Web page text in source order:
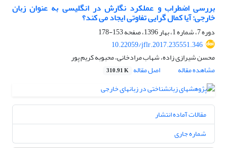
بررسی اضطراب و عملکرد نگارش در انگلیسی به عنوان زبان
خارجی: آیا کمال گرایی تفاوتی ایجاد می کند؟
دوره 7، شماره 1، بهار 1396، صفحه
153-178
10.22059/jflr.2017.235551.346
محسن شیرازی زاده، شهاب مرادخانی، محبوبه کریم پور
مشاهده مقاله
اصل مقاله 310.91 K
مقالات آماده انتشار
شماره جاری